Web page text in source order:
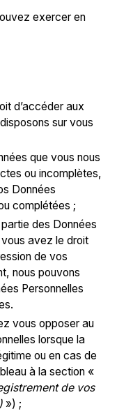
exercer en
d’accéder aux
sur vous
que vous nous
ou incomplètes,
Données
complétées ;
des Données
avez le droit
de vos
nous pouvons
Personnelles
vous opposer au
lorsque la
ou en cas de
à la section «
de vos
») ;